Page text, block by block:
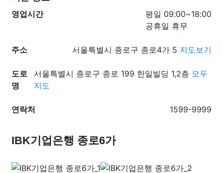
영업시간
평일 09:00~18:00
공휴일 휴무
주소 서울특별시 종로구 종로4가 5 지도보기
도로
명
서울특별시 종로구 종로 199 한일빌딩 1,2층 모두
지도
연락처 1599-9999
IBK기업은행 종로6가